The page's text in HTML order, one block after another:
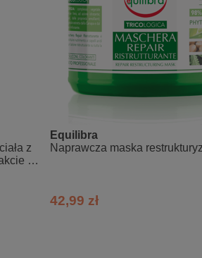
z
i
Equilibra
Naprawcza maska
42,99 zł